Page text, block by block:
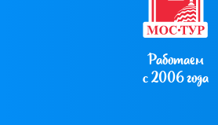
Работаем
с 2006 года